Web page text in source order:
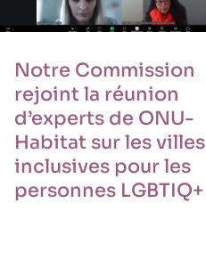
Notre Commission
rejoint la réunion
d’experts de ONU-
Habitat sur les villes
inclusives pour les
personnes LGBTIQ+